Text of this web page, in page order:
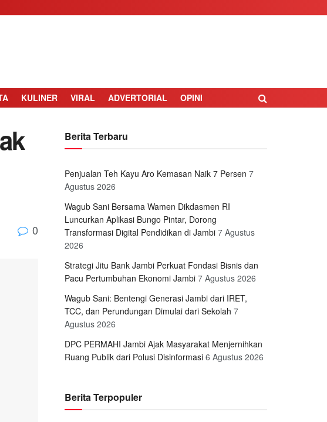
KULINER VIRAL ADVERTORIAL OPINI
0
Berita Terbaru
Penjualan Teh Kayu Aro Kemasan Naik 7 Persen 7
Agustus 2026
Wagub Sani Bersama Wamen Dikdasmen RI
Luncurkan Aplikasi Bungo Pintar, Dorong
Transformasi Digital Pendidikan di Jambi 7 Agustus
2026
Strategi Jitu Bank Jambi Perkuat Fondasi Bisnis dan
Pacu Pertumbuhan Ekonomi Jambi 7 Agustus 2026
Wagub Sani: Bentengi Generasi Jambi dari IRET,
TCC, dan Perundungan Dimulai dari Sekolah 7
Agustus 2026
DPC PERMAHI Jambi Ajak Masyarakat Menjernihkan
Ruang Publik dari Polusi Disinformasi 6 Agustus 2026
Berita Terpopuler